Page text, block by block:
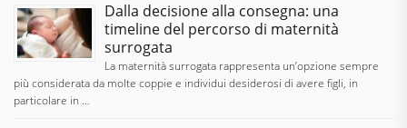
Dalla decisione alla consegna: una
timeline del percorso di maternità
surrogata
La maternità surrogata rappresenta un’opzione sempre
più considerata da molte coppie e individui desiderosi di avere figli, in
particolare in …